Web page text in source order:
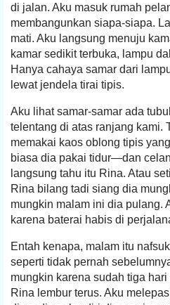
di jalan. Aku masuk rumah
membangunkan siapa-siapa.
mati. Aku langsung menuju
kamar sedikit terbuka, lampu
Hanya cahaya samar dari
lewat jendela tirai tipis.
Aku lihat samar-samar ada
telentang di atas ranjang kami.
memakai kaos oblong tipis
biasa dia pakai tidur—dan
langsung tahu itu Rina. Atau
Rina bilang tadi siang dia
mungkin malam ini dia pulang.
karena baterai habis di
Entah kenapa, malam itu
seperti tidak pernah
mungkin karena sudah tiga
Rina lembur terus. Aku